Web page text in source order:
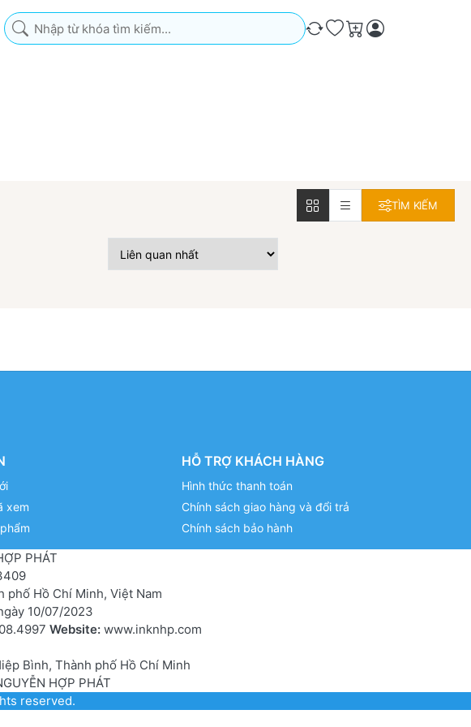
Nhập từ khóa tìm kiếm. Kết quả sẽ tự động xuất hiện khi bạn nhập. Nhấn phím
So sánh
Ưa thích
Giỏ hàng
TÌM KIẾM
xem
HỖ TRỢ KHÁCH HÀNG
Hình thức thanh toán
Chính sách giao hàng và đổi trả
Chính sách bảo hành
PHÁT
Hồ Chí Minh, Việt Nam
10/07/2023
Website: www.inknhp.com
Bình, Thành phố Hồ Chí Minh
HỢP PHÁT
reserved.